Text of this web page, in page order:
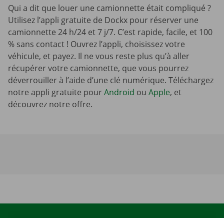
Qui a dit que louer une camionnette était compliqué ?
Utilisez l’appli gratuite de Dockx pour réserver une
camionnette 24 h/24 et 7 j/7. C’est rapide, facile, et 100
% sans contact ! Ouvrez l’appli, choisissez votre
véhicule, et payez. Il ne vous reste plus qu’à aller
récupérer votre camionnette, que vous pourrez
déverrouiller à l’aide d’une clé numérique. Téléchargez
notre appli gratuite pourAndroid ou Apple, et
découvrez notre offre.